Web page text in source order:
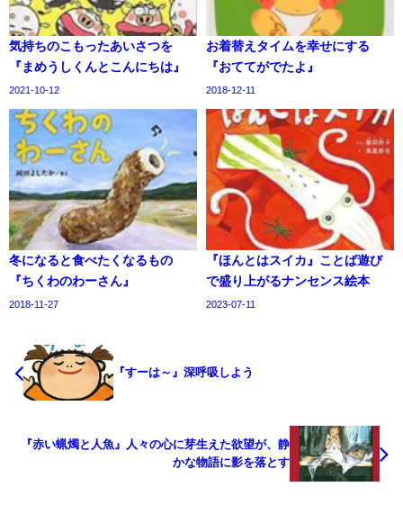
気持ちのこもったあいさつを
『まめうしくんとこんにちは』
2021-10-12
お着替えタイムを幸せにする
『おててがでたよ』
2018-12-11
冬になると食べたくなるもの
『ちくわのわーさん』
2018-11-27
『ほんとはスイカ』ことば遊び
で盛り上がるナンセンス絵本
2023-07-11
『すーは～』深呼吸しよう
『赤い蝋燭と人魚』人々の心に芽生えた欲望が、静
かな物語に影を落とす